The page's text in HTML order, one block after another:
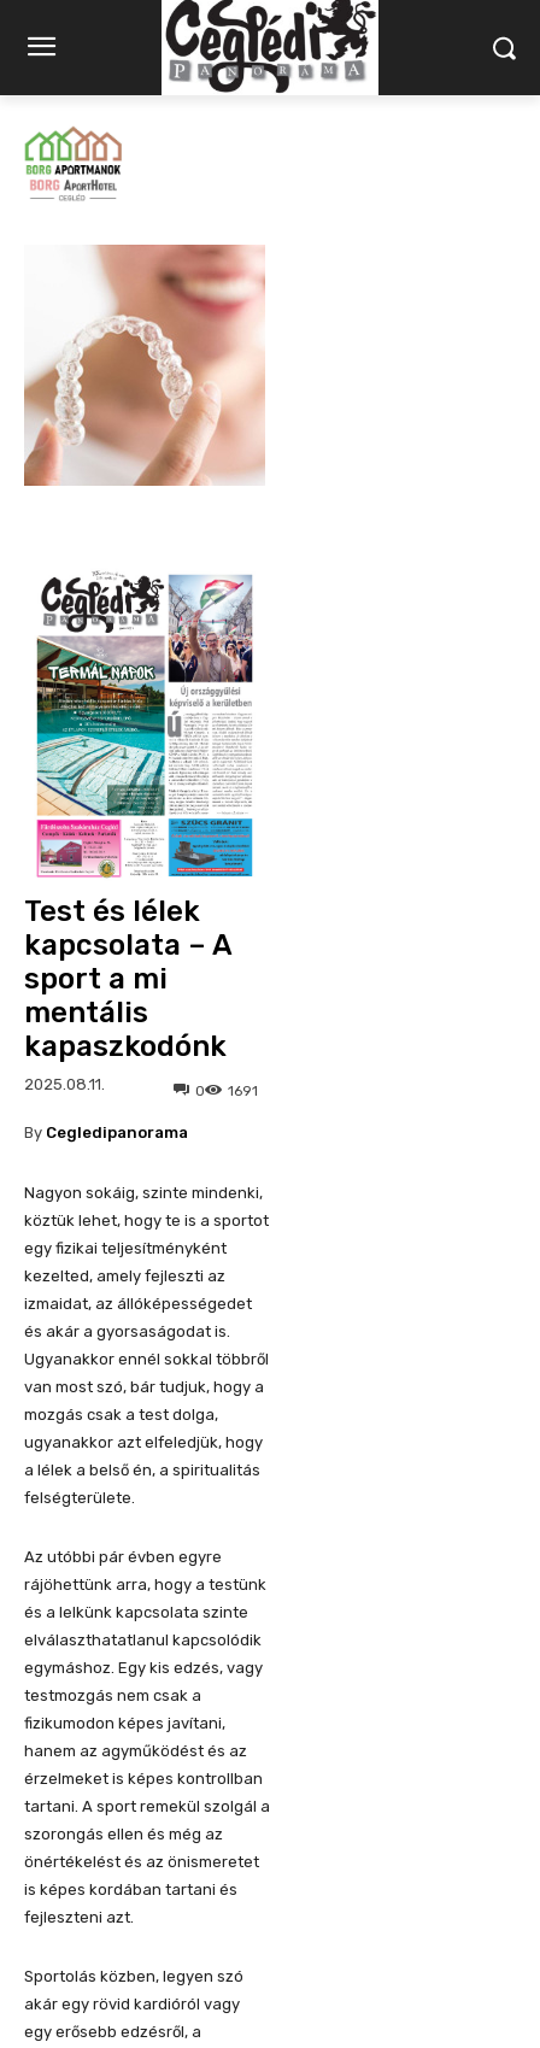
Test és lélek
kapcsolata – A
sport a mi
mentális
kapaszkodónk
2025.08.11. 1691
0
By Cegledipanorama
Nagyon sokáig, szinte mindenki,
köztük lehet, hogy te is a sportot
egy fizikai teljesítményként
kezelted, amely fejleszti az
izmaidat, az állóképességedet
és akár a gyorsaságodat is.
Ugyanakkor ennél sokkal többről
van most szó, bár tudjuk, hogy a
mozgás csak a test dolga,
ugyanakkor azt elfeledjük, hogy
a lélek a belső én, a spiritualitás
felségterülete.
Az utóbbi pár évben egyre
rájöhettünk arra, hogy a testünk
és a lelkünk kapcsolata szinte
elválaszthatatlanul kapcsolódik
egymáshoz. Egy kis edzés, vagy
testmozgás nem csak a
fizikumodon képes javítani,
hanem az agyműködést és az
érzelmeket is képes kontrollban
tartani. A sport remekül szolgál a
szorongás ellen és még az
önértékelést és az önismeretet
is képes kordában tartani és
fejleszteni azt.
Sportolás közben, legyen szó
akár egy rövid kardióról vagy
egy erősebb edzésről, a